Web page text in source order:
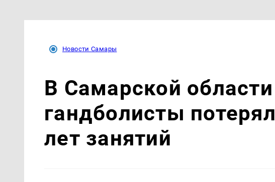
Новости Самары
В Самарской
гандболисты
лет занятий